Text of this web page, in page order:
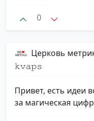
0
Церковь
𝚔𝚟𝚊𝚙𝚜
Привет, есть идеи
за магическая